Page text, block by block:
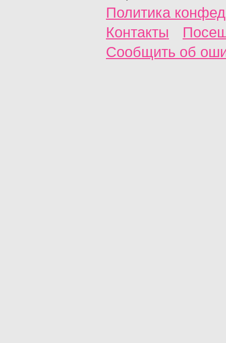
Политика
Контакты
Сообщить об